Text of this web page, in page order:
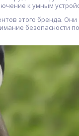
к умным
этого бренда.
безопасности